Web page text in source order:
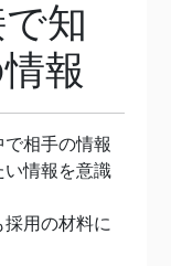
知
報
相手の情報
い情報を意識
用の材料に